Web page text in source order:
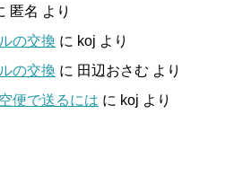
匿名 より
の交換 に koj より
の交換 に 田辺おさむ より
便で送るには に koj より